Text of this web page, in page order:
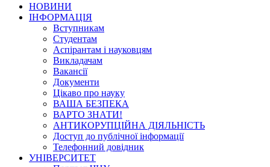
НОВИНИ
ІНФОРМАЦІЯ
Вступникам
Студентам
Аспірантам і науковцям
Викладачам
Вакансії
Документи
Цікаво про науку
ВАША БЕЗПЕКА
ВАРТО ЗНАТИ!
АНТИКОРУПЦІЙНА ДІЯЛЬНІСТЬ
Доступ до публічної інформації
Телефонний довідник
УНІВЕРСИТЕТ